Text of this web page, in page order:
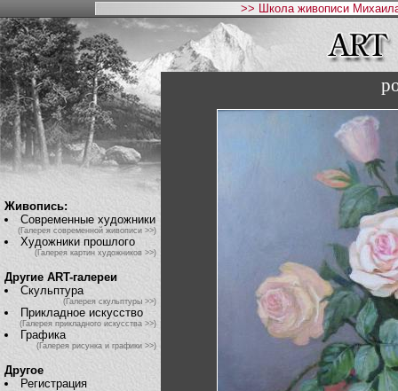
>> Школа живописи
Живопись:
Современные художники
(Галерея современной живописи >>)
Художники прошлого
(Галерея картин художников >>)
Другие ART-галереи
Скульптура
(Галерея скульптуры >>)
Прикладное искусство
(Галерея прикладного искусства >>)
Графика
(Галерея рисунка и графики >>)
Другое
Регистрация